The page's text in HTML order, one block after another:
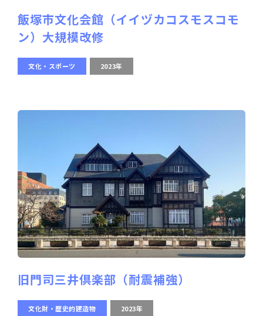
飯塚市文化会館（イイヅカコスモスコモ
ン）大規模改修
文化・スポーツ 2023年
旧門司三井倶楽部（耐震補強）
文化財・歴史的建造物 2023年